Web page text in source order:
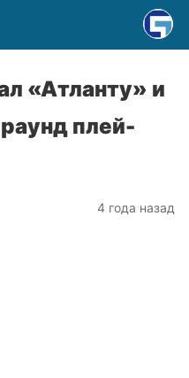
«Атланту» и
плей-
4 года назад